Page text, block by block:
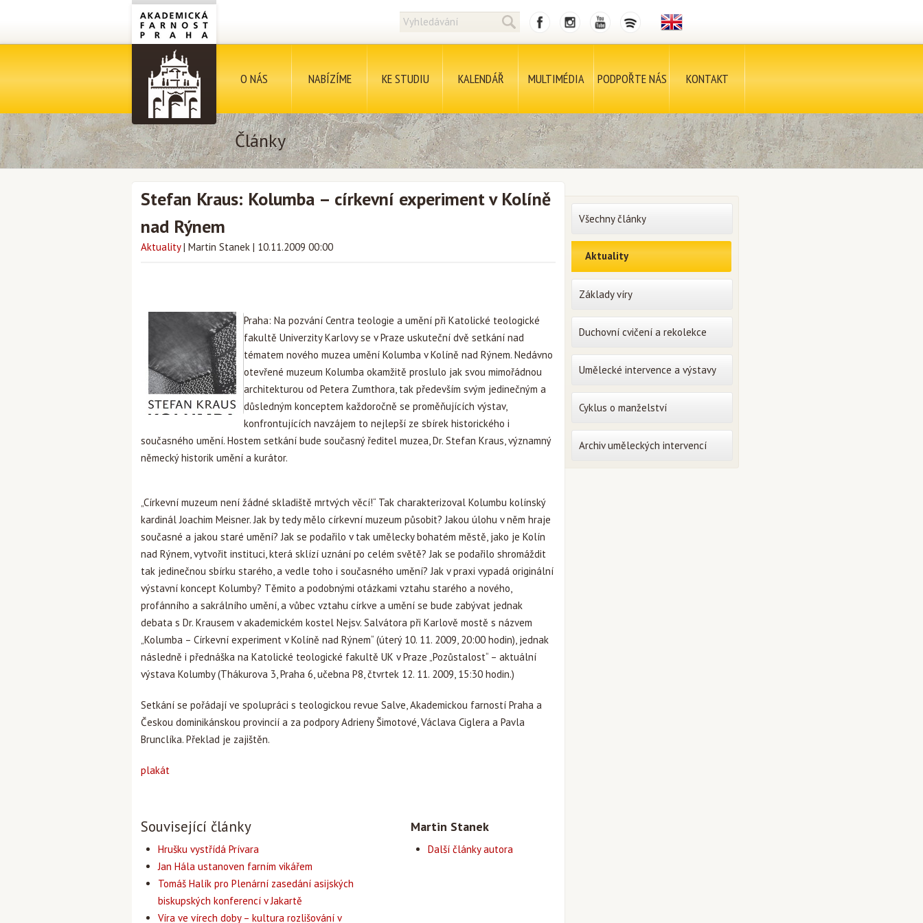
O NÁS NABÍZÍME KE STUDIU KALENDÁŘ MULTIMÉDIA PODPOŘTE NÁS KONTAKT
Články
Stefan Kraus: Kolumba – církevní experiment v Kolíně
nad Rýnem
Aktuality | Martin Stanek | 10.11.2009 00:00
Praha: Na pozvání Centra teologie a umění při Katolické teologické
fakultě Univerzity Karlovy se v Praze uskuteční dvě setkání nad
tématem nového muzea umění Kolumba v Kolíně nad Rýnem. Nedávno
otevřené muzeum Kolumba okamžitě proslulo jak svou mimořádnou
architekturou od Petera Zumthora, tak především svým jedinečným a
důsledným konceptem každoročně se proměňujících výstav,
konfrontujících navzájem to nejlepší ze sbírek historického i
současného umění. Hostem setkání bude současný ředitel muzea, Dr. Stefan Kraus, významný
německý historik umění a kurátor.
„Církevní muzeum není žádné skladiště mrtvých věcí!“ Tak charakterizoval Kolumbu kolínský
kardinál Joachim Meisner. Jak by tedy mělo církevní muzeum působit? Jakou úlohu v něm hraje
současné a jakou staré umění? Jak se podařilo v tak umělecky bohatém městě, jako je Kolín
nad Rýnem, vytvořit instituci, která sklízí uznání po celém světě? Jak se podařilo shromáždit
tak jedinečnou sbírku starého, a vedle toho i současného umění? Jak v praxi vypadá originální
výstavní koncept Kolumby? Těmito a podobnými otázkami vztahu starého a nového,
profánního a sakrálního umění, a vůbec vztahu církve a umění se bude zabývat jednak
debata s Dr. Krausem v akademickém kostel Nejsv. Salvátora při Karlově mostě s názvem
„Kolumba – Církevní experiment v Kolíně nad Rýnem“ (úterý 10. 11. 2009, 20:00 hodin), jednak
následně i přednáška na Katolické teologické fakultě UK v Praze „Pozůstalost“ – aktuální
výstava Kolumby (Thákurova 3, Praha 6, učebna P8, čtvrtek 12. 11. 2009, 15:30 hodin.)
Setkání se pořádají ve spolupráci s teologickou revue Salve, Akademickou farností Praha a
Českou dominikánskou provincií a za podpory Adrieny Šimotové, Václava Ciglera a Pavla
Brunclíka. Překlad je zajištěn.
plakát
Související články
Hrušku vystřídá Prívara
Jan Hála ustanoven farním vikářem
Tomáš Halík pro Plenární zasedání asijských
biskupských konferencí v Jakartě
Víra ve vírech doby – kultura rozlišování v
Martin Stanek
Další články autora
Všechny články
Aktuality
Základy víry
Duchovní cvičení a rekolekce
Umělecké intervence a výstavy
Cyklus o manželství
Archiv uměleckých intervencí